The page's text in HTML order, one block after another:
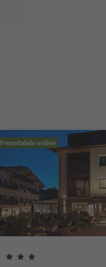
Prenotabile online